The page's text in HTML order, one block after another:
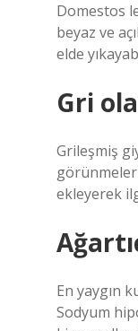
Domestos
beyaz ve
elde
Gri
Grileşmiş
ekleyerek
En yaygın
Sodyum